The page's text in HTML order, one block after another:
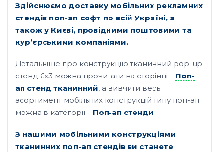
Здійснюємо доставку мобільних рекламних
стендів поп-ап софт по всій Україні, а
також у Києві, провідними поштовими та
кур’єрськими компаніями.
Детальніше про конструкцію тканинний pop-up
стенд 6х3 можна прочитати на сторінці – Поп-
ап стенд тканинний, а вивчити весь
асортимент мобільних конструкцій типу поп-ап
можна в категорії – Поп-ап стенди.
З нашими мобільними конструкціями
тканинних поп-ап стендів ви станете